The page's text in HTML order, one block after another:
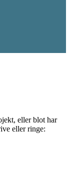
eller blot har
eller ringe: